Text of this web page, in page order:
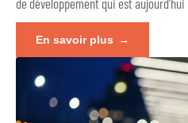
En savoir plus